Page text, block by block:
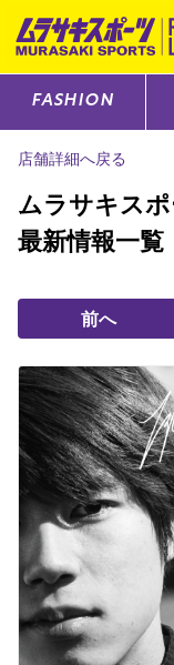
CATEGORY
サーフTOP
スノーTOP
スケート
CONTENTS
ブランド一覧
特集一覧
スタッフスナップ
FASHION
店舗詳細へ戻る
ムラサキス
最新情報一覧
前へ